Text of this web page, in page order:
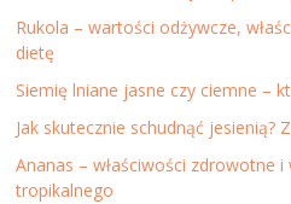
Rukola – wartości odżywcze,
dietę
Siemię lniane jasne czy ciemne –
Jak skutecznie schudnąć jesienią?
Ananas – właściwości zdrowotne
tropikalnego